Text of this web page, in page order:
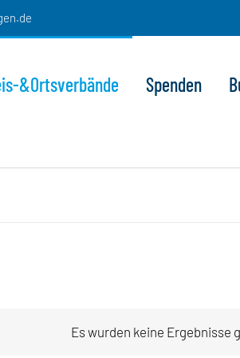
&Ortsverbände Spenden
Hinweis
Es wurden keine Ergebnisse